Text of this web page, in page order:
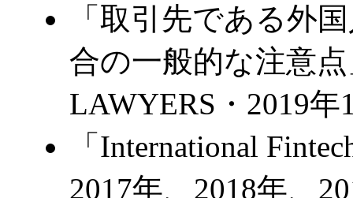
「取引先である外
合の一般的な注意
LAWYERS・2019年
「International
2017年、2018年、